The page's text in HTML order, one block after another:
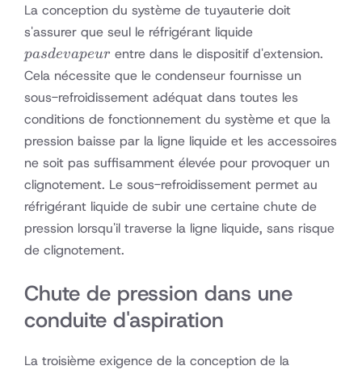
La conception du système de tuyauterie doit
s'assurer que seul le réfrigérant liquide
vapeur
pasdevapeur entre dans le dispositif d'extension.
Cela nécessite que le condenseur fournisse un
sous-refroidissement adéquat dans toutes les
conditions de fonctionnement du système et que la
pression baisse par la ligne liquide et les accessoires
ne soit pas suffisamment élevée pour provoquer un
clignotement. Le sous-refroidissement permet au
réfrigérant liquide de subir une certaine chute de
pression lorsqu'il traverse la ligne liquide, sans risque
de clignotement.
Chute de pression dans une
conduite d'aspiration
La troisième exigence de la conception de la